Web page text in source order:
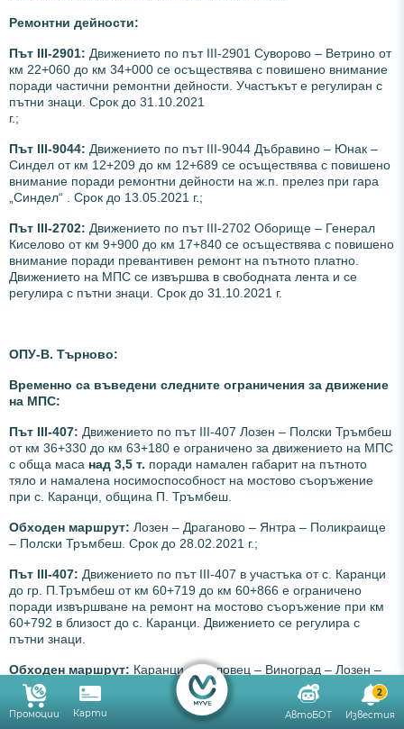
Промоции Карти АвтоБОТ
2
Известия
Ремонтни дейности:
Път III-2901: Движението по път III-2901 Суворово – Ветрино от
км 22+060 до км 34+000 се осъществява с повишено внимание
поради частични ремонтни дейности. Участъкът е регулиран с
пътни знаци. Срок до 31.10.2021
г.;
Път III-9044: Движението по път III-9044 Дъбравино – Юнак –
Синдел от км 12+209 до км 12+689 се осъществява с повишено
внимание поради ремонтни дейности на ж.п. прелез при гара
„Синдел“ . Срок до 13.05.2021 г.;
Път III-2702: Движението по път III-2702 Оборище – Генерал
Киселово от км 9+900 до км 17+840 се осъществява с повишено
внимание поради превантивен ремонт на пътното платно.
Движението на МПС се извършва в свободната лента и се
регулира с пътни знаци. Срок до 31.10.2021 г.
ОПУ-В. Търново:
Временно са въведени следните ограничения за движение
на МПС:
Път III-407: Движението по път ІІІ-407 Лозен – Полски Тръмбеш
от км 36+330 до км 63+180 е ограничено за движението на МПС
с обща маса над 3,5 т. поради намален габарит на пътното
тяло и намалена носимоспособност на мостово съоръжение
при с. Каранци, община П. Тръмбеш.
Обходен маршрут: Лозен – Драганово – Янтра – Поликраище
– Полски Тръмбеш. Срок до 28.02.2021 г.;
Път III-407: Движението по път III-407 в участъка от с. Каранци
до гр. П.Тръмбеш от км 60+719 до км 60+866 е ограничено
поради извършване на ремонт на мостово съоръжение при км
60+792 в близост до с. Каранци. Движението се регулира с
пътни знаци.
Обходен маршрут: Каранци – Орловец – Виноград – Лозен –
Сушица – Драганово – Янтра – Поликраище – Куцина – Петко
Каравелово – Раданово – П.Тръмбеш и обратно. Срок до
28.02.2021 г.